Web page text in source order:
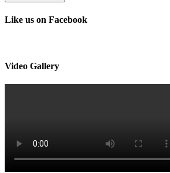
Like us on Facebook
Video Gallery